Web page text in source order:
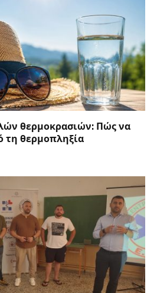
θερμοκρασιών: Πώς να
τη θερμοπληξία